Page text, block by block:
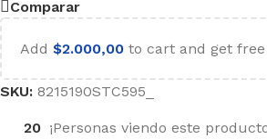
Comparar
Add $2.000,00 to cart and get
SKU: 8215190STC595_
20 ¡Personas viendo este